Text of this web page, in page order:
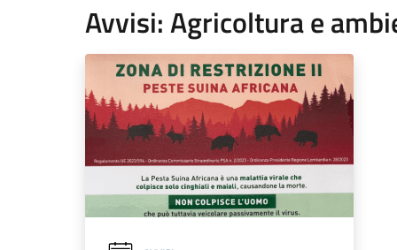
Avvisi: Agricoltura e